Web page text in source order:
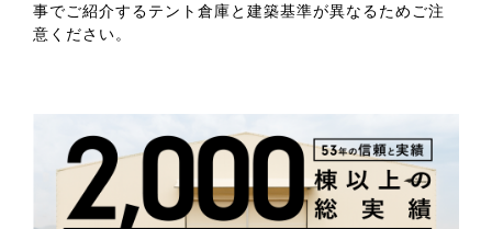
事でご紹介するテント倉庫と建築基準が異なるためご注
意ください。